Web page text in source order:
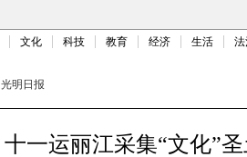
文化 科技 教育 经济 生活
光明日报
十一运丽江采集“文化”